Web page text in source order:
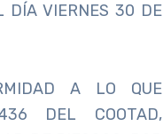
DÍA VIERNES 30 DE
A LO QUE
DEL COOTAD,